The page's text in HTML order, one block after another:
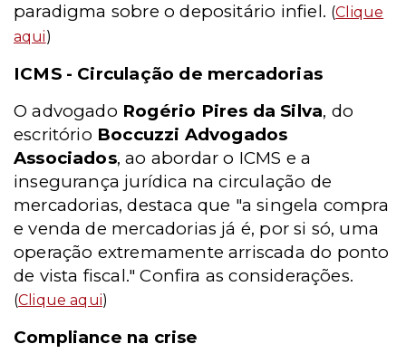
paradigma sobre o depositário infiel. (Clique
aqui)
ICMS - Circulação de mercadorias
O advogado Rogério Pires da Silva, do
escritório Boccuzzi Advogados
Associados, ao abordar o ICMS e a
insegurança jurídica na circulação de
mercadorias, destaca que "a singela compra
e venda de mercadorias já é, por si só, uma
operação extremamente arriscada do ponto
de vista fiscal." Confira as considerações.
(Clique aqui)
Compliance na crise